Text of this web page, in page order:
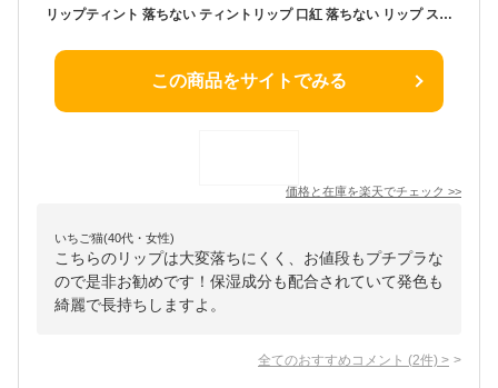
リップティント 落ちない ティントリップ 口紅 落ちない リップ スティック マスク 付きにくい 落ちにくい 保湿成分配合 唇 密着 美発色 メイク ティント マスクメイク ピーチ ストロベリー ラズベリー キャラメルフィグ 6色 ピコモンテ
この商品をサイトでみる
価格と在庫を楽天でチェック >>
いちご猫(40代・女性)
こちらのリップは大変落ちにくく、お値段もプチプラな
ので是非お勧めです！保湿成分も配合されていて発色も
綺麗で長持ちしますよ。
全てのおすすめコメント (2件) >